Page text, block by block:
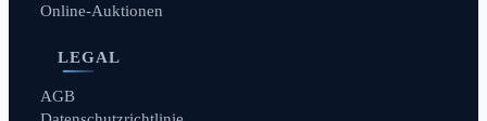
Online-Auktionen
LEGAL
AGB